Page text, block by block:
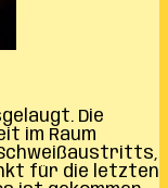
Die
im Raum
für die letzten